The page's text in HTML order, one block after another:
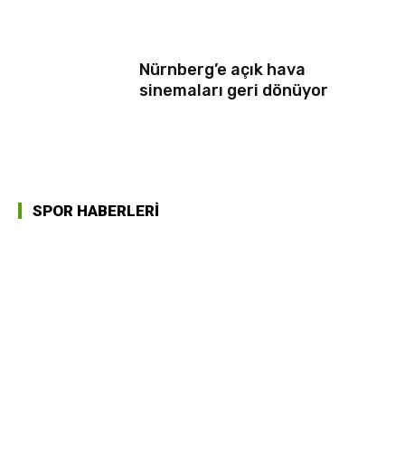
Nürnberg’e açık hava
sinemaları geri dönüyor
SPOR HABERLERİ